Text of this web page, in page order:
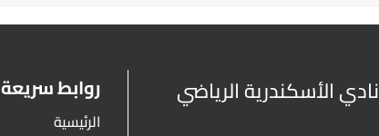
نادي الأسكندرية الرياضي روابط سريعة
الرئيسية